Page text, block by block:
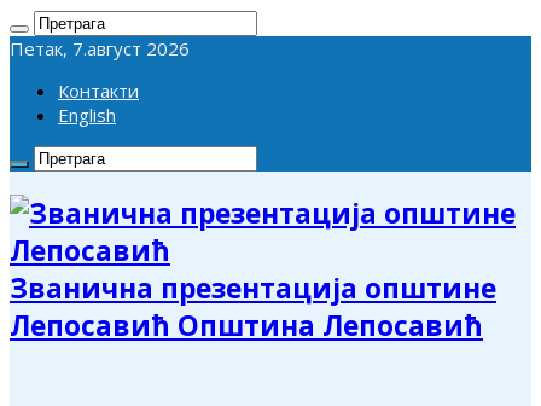
Петак, 7.август 2026
Контакти
English
Званична презентација општине
Лепосавић Општина Лепосавић